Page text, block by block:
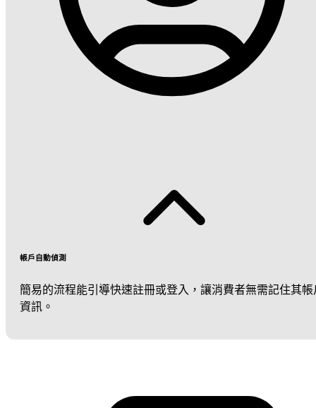
帳戶自動偵測
簡易的流程能引導快速註冊或登入，讓消費者無需記住其帳
資訊。